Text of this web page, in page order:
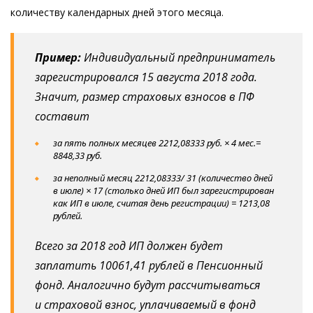
количеству календарных дней этого месяца.
Пример:Индивидуальный предприниматель
зарегистрировался 15 августа 2018 года.
Значит, размер страховых взносов в ПФ
составит
за пять полных месяцев 2212,08333 руб. × 4 мес.=
8848,33 руб.
за неполный месяц 2212,08333/ 31 (количество дней
в июле) × 17 (столько дней ИП был зарегистрирован
как ИП в июле, считая день регистрации) = 1213,08
рублей.
Всего за 2018 год ИП должен будет
заплатить 10061,41 рублей в Пенсионный
фонд. Аналогично будут рассчитываться
и страховой взнос, уплачиваемый в фонд